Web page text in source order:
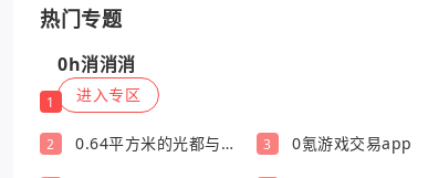
热门专题
1
0h消消消
进入专区
2
0.64平方米的光都与你
3 0氪游戏交易app